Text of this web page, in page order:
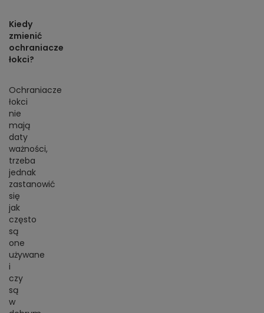
Kiedy
zmienić
ochraniacze
łokci?
Ochraniacze
łokci
nie
mają
daty
ważności,
trzeba
jednak
zastanowić
się
jak
często
są
one
używane
i
czy
są
w